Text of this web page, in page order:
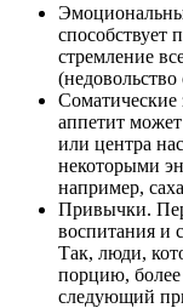
способствует
стремление
аппетит
или центра
некоторыми
например,
Привычки.
воспитания
Так, люди,
порцию,
следующий